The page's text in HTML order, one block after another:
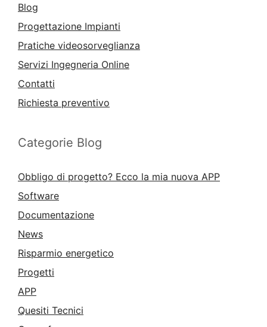
Blog
Progettazione Impianti
Pratiche videosorveglianza
Servizi Ingegneria Online
Contatti
Richiesta preventivo
Categorie Blog
Obbligo di progetto? Ecco la mia nuova APP
Software
Documentazione
News
Risparmio energetico
Progetti
APP
Quesiti Tecnici